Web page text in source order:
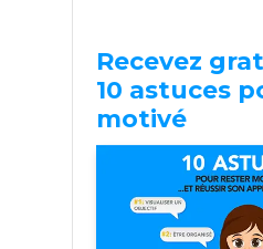
Recevez
10 astuces
motivé